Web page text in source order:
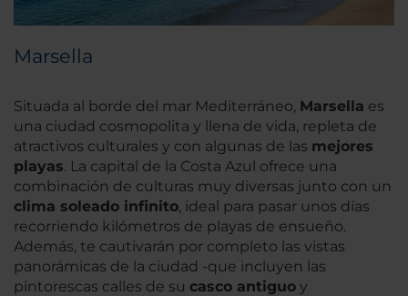
Marsella
Situada al borde del mar Mediterráneo, Marsella es
una ciudad cosmopolita y llena de vida, repleta de
atractivos culturales y con algunas de las mejores
playas. La capital de la Costa Azul ofrece una
combinación de culturas muy diversas junto con un
clima soleado infinito, ideal para pasar unos días
recorriendo kilómetros de playas de ensueño.
Además, te cautivarán por completo las vistas
panorámicas de la ciudad -que incluyen las
pintorescas calles de su casco antiguo y